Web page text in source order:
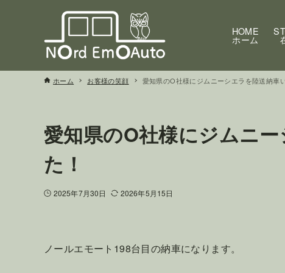
HOME
ホーム
ホーム お客様の笑顔 愛知県のO社様にジムニーシエラを陸送納車
愛知県のO社様にジムニ
た！
2025年7月30日 2026年5月15日
ノールエモート198台目の納車になります。